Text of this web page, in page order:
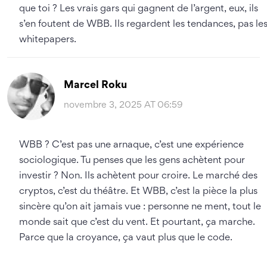
que toi ? Les vrais gars qui gagnent de l’argent, eux, ils
s’en foutent de WBB. Ils regardent les tendances, pas les
whitepapers.
Marcel Roku
novembre 3, 2025 AT 06:59
WBB ? C’est pas une arnaque, c’est une expérience
sociologique. Tu penses que les gens achètent pour
investir ? Non. Ils achètent pour croire. Le marché des
cryptos, c’est du théâtre. Et WBB, c’est la pièce la plus
sincère qu’on ait jamais vue : personne ne ment, tout le
monde sait que c’est du vent. Et pourtant, ça marche.
Parce que la croyance, ça vaut plus que le code.